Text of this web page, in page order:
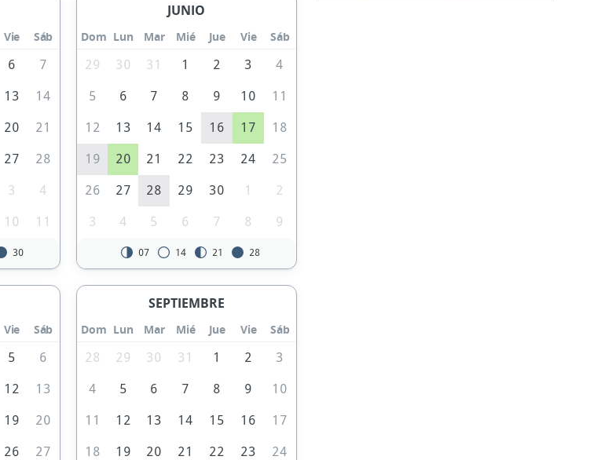
Vie
Sáb
6 7
13 14
20 21
27 28
3 4
10 11
30
JUNIO
Dom Lun Mar Mié Jue Vie
Sáb
29
30 31 1 2 3 4
5 6 7 8 9 10 11
12 13 14 15 16 17 18
19 20 21 22 23 24 25
26 27 28 29 30 1 2
3 4 5 6 7 8 9
07 14 21 28
Vie
Sáb
5 6
12 13
19 20
26 27
SEPTIEMBRE
Dom Lun Mar Mié Jue Vie
Sáb
28
29 30 31 1 2 3
4 5 6 7 8 9 10
11 12 13 14 15 16 17
18 19 20 21 22 23 24